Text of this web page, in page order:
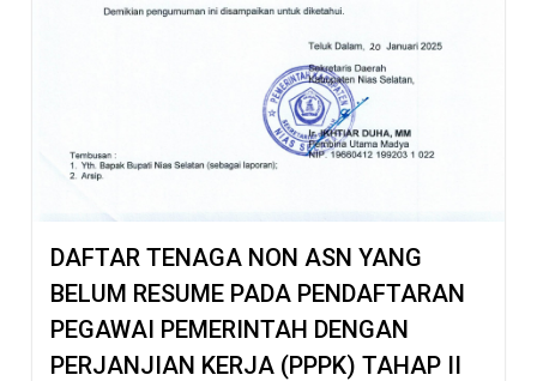
DAFTAR TENAGA NON ASN YANG
BELUM RESUME PADA PENDAFTARAN
PEGAWAI PEMERINTAH DENGAN
PERJANJIAN KERJA (PPPK) TAHAP II